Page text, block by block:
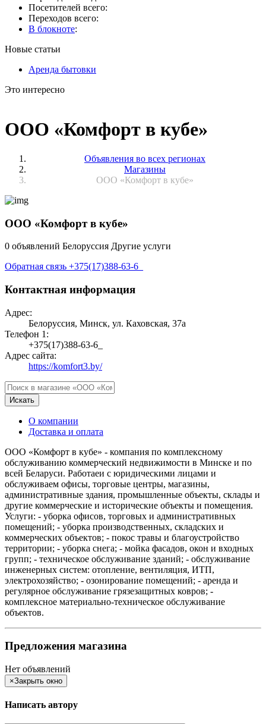
Посетителей всего:
Переходов всего:
В блокноте:
Новые статьи
Аренда бытовки
Это интересно
ООО «Комфорт в кубе»
Объявления во всех регионах
Магазины
ООО «Комфорт в кубе»
ООО «Комфорт в кубе»
0 объявлений Белоруссия Другие услуги
Обратная связь +375(17)388-63-6_
Контактная информация
Адрес:
Белоруссия, Минск, ул. Каховская, 37а
Телефон 1:
+375(17)388-63-6_
Адрес сайта:
https://komfort3.by/
Искать
О компании
Доставка и оплата
ООО «Комфорт в кубе» - компания по комплексному
обслуживанию коммерческий недвижимости в Минске и по
всей Беларуси. Работаеи с юридическими лицами и
обслуживаем офисы, торговые центры, магазины,
административные здания, промышленные объекты, склады и
другие коммерческие и исторические объекты и помещения.
Услуги: - уборка офисов, торговых и административных
помещений; - уборка производственных, складских и
коммерческих объектов; - покос травы и благоустройство
территории; - уборка снега; - мойка фасадов, окон и входных
групп; - техническое обслуживание зданий; - обслуживание
инженерных систем: отопление, вентиляция, ИТП,
электрохозяйство; - озонирование помещений; - аренда и
регулярное обслуживание грязезащитных ковров; -
комплексное материально-техническое обслуживание
объектов.
Предложения магазина
Нет объявлений
×Закрыть окно
Написать автору